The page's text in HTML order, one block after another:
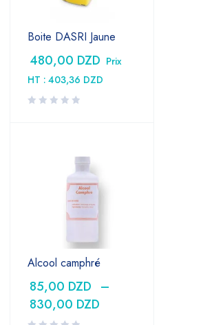
Boite DASRI Jaune
480,00 DZD Prix
HT : 403,36 DZD
Alcool camphré
85,00 DZD –
830,00 DZD